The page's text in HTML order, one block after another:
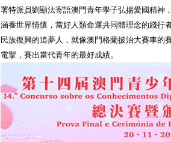
署特派員劉顯法寄語澳門青年學子弘揚愛國精神
涵養世界情懷，當好人類命運共同體理念的踐行
民族復興的追夢人，就像澳門格蘭披治大賽車的
電掣，賽出當代青年的最好成績。